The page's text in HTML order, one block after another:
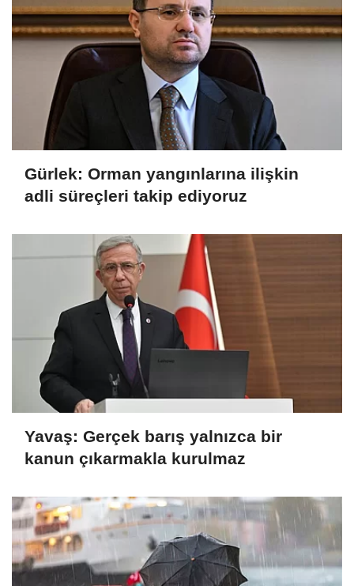
Gürlek: Orman yangınlarına ilişkin
adli süreçleri takip ediyoruz
Yavaş: Gerçek barış yalnızca bir
kanun çıkarmakla kurulmaz